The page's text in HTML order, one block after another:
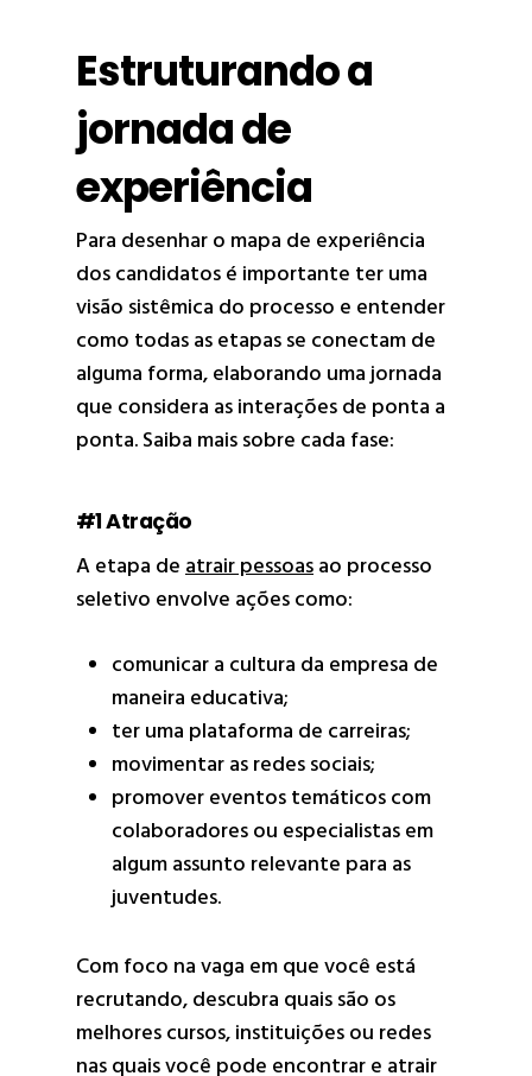
Estruturando a
jornada de
experiência
Para desenhar o mapa de experiência
dos candidatos é importante ter uma
visão sistêmica do processo e entender
como todas as etapas se conectam de
alguma forma, elaborando uma jornada
que considera as interações de ponta a
ponta. Saiba mais sobre cada fase:
#1 Atração
A etapa deatrair pessoasao processo
seletivo envolve ações como:
comunicar a cultura da empresa de
maneira educativa;
ter uma plataforma de carreiras;
movimentar as redes sociais;
promover eventos temáticos com
colaboradores ou especialistas em
algum assunto relevante para as
juventudes.
Com foco na vaga em que você está
recrutando, descubra quais são os
melhores cursos, instituições ou redes
nas quais você pode encontrar e atrair